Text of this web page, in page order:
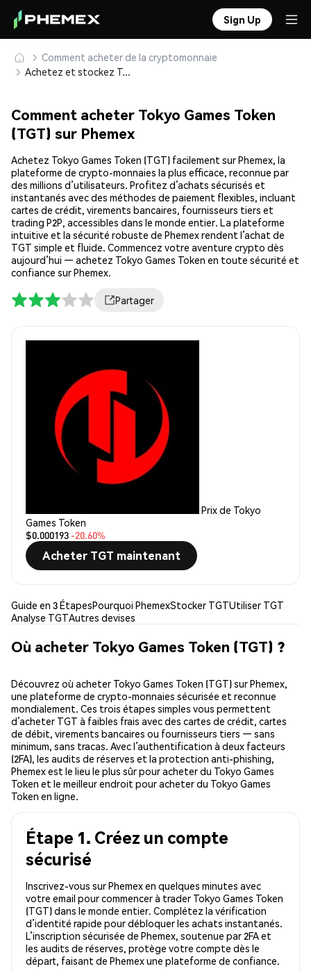
Sign Up
Comment acheter de la cryptomonnaie
Achetez et stockez Tokyo Games Token (TGT) en toute sécurité
Comment acheter Tokyo Games Token
(TGT) sur Phemex
Achetez Tokyo Games Token (TGT) facilement sur Phemex, la
plateforme de crypto-monnaies la plus efficace, reconnue par
des millions d’utilisateurs. Profitez d’achats sécurisés et
instantanés avec des méthodes de paiement flexibles, incluant
cartes de crédit, virements bancaires, fournisseurs tiers et
trading P2P, accessibles dans le monde entier. La plateforme
intuitive et la sécurité robuste de Phemex rendent l’achat de
TGT simple et fluide. Commencez votre aventure crypto dès
aujourd’hui — achetez Tokyo Games Token en toute sécurité et
confiance sur Phemex.
Partager
Prix de Tokyo
Games Token
$0.000193 -20.60%
Acheter TGT maintenant
Guide en 3 ÉtapesPourquoi PhemexStocker TGTUtiliser TGT
Analyse TGTAutres devises
Où acheter Tokyo Games Token (TGT) ?
Découvrez où acheter Tokyo Games Token (TGT) sur Phemex,
une plateforme de crypto-monnaies sécurisée et reconnue
mondialement. Ces trois étapes simples vous permettent
d’acheter TGT à faibles frais avec des cartes de crédit, cartes
de débit, virements bancaires ou fournisseurs tiers — sans
minimum, sans tracas. Avec l’authentification à deux facteurs
(2FA), les audits de réserves et la protection anti-phishing,
Phemex est le lieu le plus sûr pour acheter du Tokyo Games
Token et le meilleur endroit pour acheter du Tokyo Games
Token en ligne.
Étape 1. Créez un compte
sécurisé
Inscrivez-vous sur Phemex en quelques minutes avec
votre email pour commencer à trader Tokyo Games Token
(TGT) dans le monde entier. Complétez la vérification
d’identité rapide pour débloquer les achats instantanés.
L’inscription sécurisée de Phemex, soutenue par 2FA et
les audits de réserves, protège votre compte dès le
départ, faisant de Phemex une plateforme de confiance.